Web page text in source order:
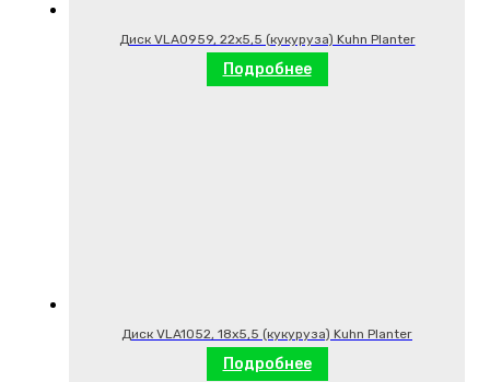
Диск VLA0959, 22х5,5 (кукуруза) Kuhn Planter
Подробнее
Диск VLA1052, 18х5,5 (кукуруза) Kuhn Planter
Подробнее